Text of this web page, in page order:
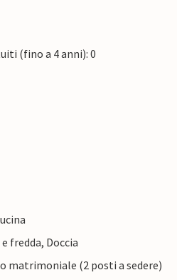
(fino a 4 anni): 0
fredda, Doccia
matrimoniale (2 posti a sedere)